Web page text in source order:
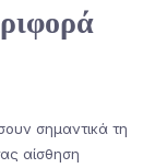
σημαντικά τη
αίσθηση